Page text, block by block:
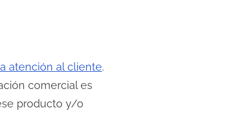
atención al cliente.
comercial es
producto y/o